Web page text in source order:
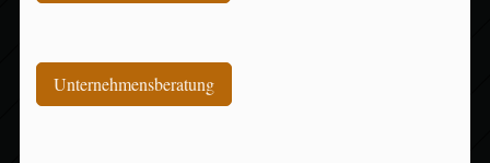
Unternehmensberatung